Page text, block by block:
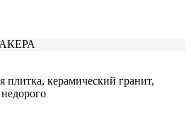
плитка, керамический гранит,